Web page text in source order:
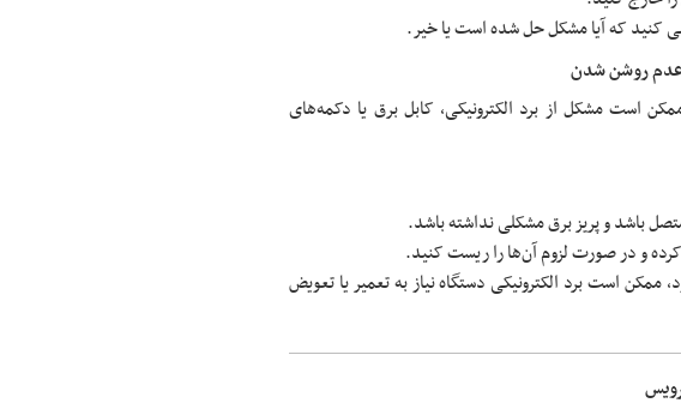
کنید که آیا مشکل حل شده است یا خیر.
روشن شدن
است مشکل از برد الکترونیکی، کابل برق یا دکمه‌های
باشد و پریز برق مشکلی نداشته باشد.
و در صورت لزوم آن‌ها را ریست کنید.
است برد الکترونیکی دستگاه نیاز به تعمیر یا تعویض